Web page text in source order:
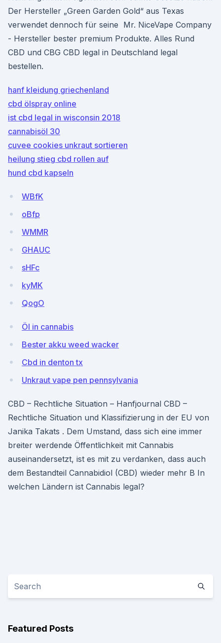
Der Hersteller „Green Garden Gold“ aus Texas
verwendet dennoch für seine Mr. NiceVape Company
- Hersteller bester premium Produkte. Alles Rund
CBD und CBG CBD legal in Deutschland legal
bestellen.
hanf kleidung griechenland
cbd ölspray online
ist cbd legal in wisconsin 2018
cannabisöl 30
cuvee cookies unkraut sortieren
heilung stieg cbd rollen auf
hund cbd kapseln
WBfK
oBfp
WMMR
GHAUC
sHFc
kyMK
QogO
Öl in cannabis
Bester akku weed wacker
Cbd in denton tx
Unkraut vape pen pennsylvania
CBD – Rechtliche Situation – Hanfjournal CBD –
Rechtliche Situation und Klassifizierung in der EU von
Janika Takats . Dem Umstand, dass sich eine immer
breiter werdende Öffentlichkeit mit Cannabis
auseinandersetzt, ist es mit zu verdanken, dass auch
dem Bestandteil Cannabidiol (CBD) wieder mehr B In
welchen Ländern ist Cannabis legal?
Featured Posts